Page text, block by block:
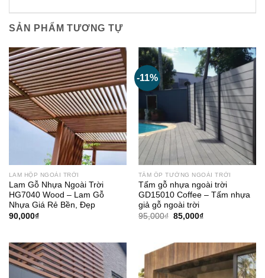
SẢN PHẨM TƯƠNG TỰ
LAM HỘP NGOÀI TRỜI
Lam Gỗ Nhựa Ngoài Trời
HG7040 Wood – Lam Gỗ
Nhựa Giá Rẻ Bền, Đẹp
90,000₫
-11%
TẤM ỐP TƯỜNG NGOÀI TRỜI
Tấm gỗ nhựa ngoài trời
GD15010 Coffee – Tấm nhựa
giả gỗ ngoài trời
95,000₫ Giá
gốc
85,000₫Giá
85,000₫.